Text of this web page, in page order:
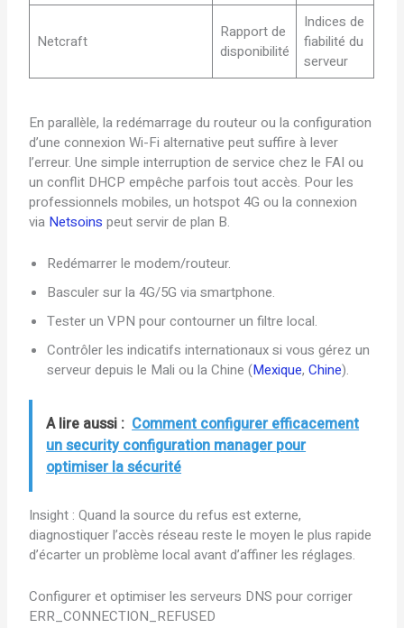
Netcraft
Rapport de
disponibilité
Indices de
fiabilité du
serveur
En parallèle, la redémarrage du routeur ou la configuration
d’une connexion Wi-Fi alternative peut suffire à lever
l’erreur. Une simple interruption de service chez le FAI ou
un conflit DHCP empêche parfois tout accès. Pour les
professionnels mobiles, un hotspot 4G ou la connexion
via Netsoins peut servir de plan B.
Redémarrer le modem/routeur.
Basculer sur la 4G/5G via smartphone.
Tester un VPN pour contourner un filtre local.
Contrôler les indicatifs internationaux si vous gérez un
serveur depuis le Mali ou la Chine (Mexique,Chine).
A lire aussi : Comment configurer efficacement
un security configuration manager pour
optimiser la sécurité
Insight : Quand la source du refus est externe,
diagnostiquer l’accès réseau reste le moyen le plus rapide
d’écarter un problème local avant d’affiner les réglages.
Configurer et optimiser les serveurs DNS pour corriger
ERR_CONNECTION_REFUSED